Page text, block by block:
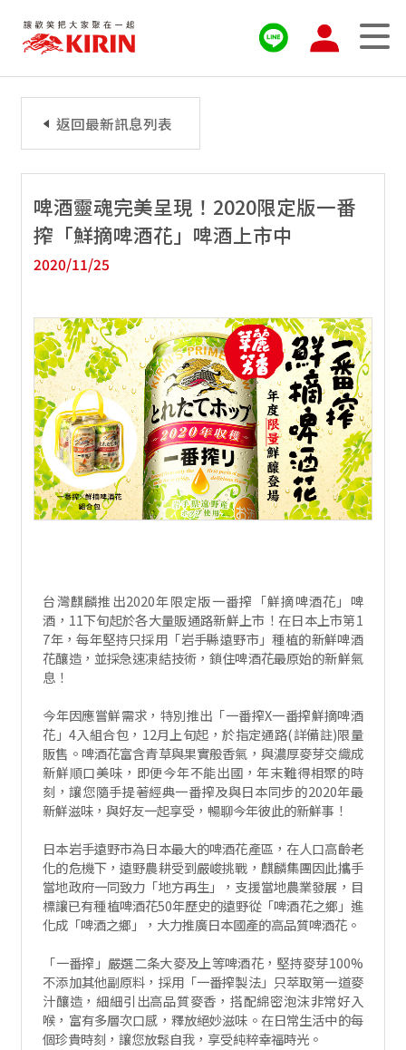
啤酒靈魂完美呈現！2020限定版一番
搾「鮮摘啤酒花」啤酒上市中
2020/11/25
台灣麒麟推出2020年限定版一番搾「鮮摘啤酒花」啤
酒，11下旬起於各大量販通路新鮮上市！在日本上市第1
7年，每年堅持只採用「岩手縣遠野市」種植的新鮮啤酒
花釀造，並採急速凍結技術，鎖住啤酒花最原始的新鮮氣
息！
今年因應嘗鮮需求，特別推出「一番搾X一番搾鮮摘啤酒
花」4入組合包，12月上旬起，於指定通路(詳備註)限量
販售。啤酒花富含青草與果實般香氣，與濃厚麥芽交織成
新鮮順口美味，即便今年不能出國，年末難得相聚的時
刻，讓您隨手提著經典一番搾及與日本同步的2020年最
新鮮滋味，與好友一起享受，暢聊今年彼此的新鮮事！
日本岩手遠野市為日本最大的啤酒花產區，在人口高齡老
化的危機下，遠野農耕受到嚴峻挑戰，麒麟集團因此攜手
當地政府一同致力「地方再生」，支援當地農業發展，目
標讓已有種植啤酒花50年歷史的遠野從「啤酒花之鄉」進
化成「啤酒之鄉」，大力推廣日本國產的高品質啤酒花。
「一番搾」嚴選二条大麥及上等啤酒花，堅持麥芽100%
不添加其他副原料，採用「一番搾製法」只萃取第一道麥
汁釀造，細細引出高品質麥香，搭配綿密泡沫非常好入
喉，富有多層次口感，釋放絕妙滋味。在日常生活中的每
個珍貴時刻，讓您放鬆自我，享受純粹幸福時光。
返回最新訊息列表